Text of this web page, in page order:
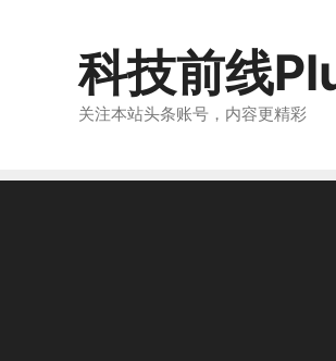
科技前线
关注本站头条账号，内容更精彩